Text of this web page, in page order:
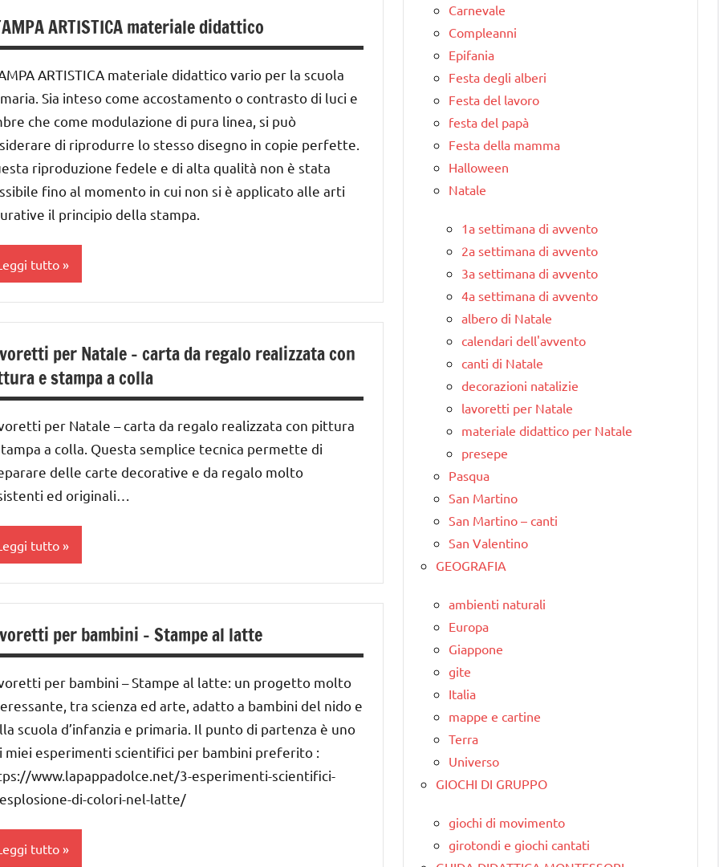
d'arte
per
ETA'
GLI
0
3 ai
GLI
ETA'
GLI
ARTISTICA materiale didattico
ARTISTICA materiale didattico vario per la scuola
Sia inteso come accostamento o contrasto di luci e
che come modulazione di pura linea, si può
di riprodurre lo stesso disegno in copie perfette.
riproduzione fedele e di alta qualità non è stata
fino al momento in cui non si è applicato alle arti
il principio della stampa.
tutto
GLI
per Natale – carta da regalo realizzata con
e stampa a colla
per Natale – carta da regalo realizzata con pittura
a colla. Questa semplice tecnica permette di
delle carte decorative e da regalo molto
ed originali…
tutto
0
3 ai
anni
anni
per bambini – Stampe al latte
per bambini – Stampe al latte: un progetto molto
tra scienza ed arte, adatto a bambini del nido e
scuola d’infanzia e primaria. Il punto di partenza è uno
miei esperimenti scientifici per bambini preferito :
www.lapappadolce.net/3-esperimenti-scientifici-
di-colori-nel-latte/
tutto
Carnevale
Compleanni
Epifania
Festa degli alberi
Festa del lavoro
festa del papà
Festa della mamma
Halloween
Natale
1a settimana di avvento
2a settimana di avvento
3a settimana di avvento
4a settimana di avvento
albero di Natale
calendari dell'avvento
canti di Natale
decorazioni natalizie
lavoretti per Natale
materiale didattico per Natale
presepe
Pasqua
San Martino
San Martino – canti
San Valentino
GEOGRAFIA
ambienti naturali
Europa
Giappone
gite
Italia
mappe e cartine
Terra
Universo
GIOCHI DI GRUPPO
giochi di movimento
girotondi e giochi cantati